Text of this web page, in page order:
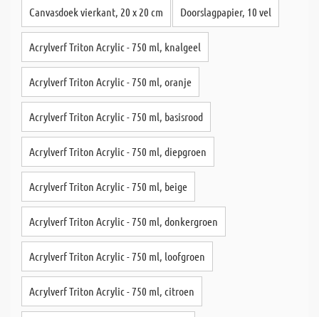
Canvasdoek vierkant, 20 x 20 cm Doorslagpapier, 10 vel
Acrylverf Triton Acrylic - 750 ml, knalgeel
Acrylverf Triton Acrylic - 750 ml, oranje
Acrylverf Triton Acrylic - 750 ml, basisrood
Acrylverf Triton Acrylic - 750 ml, diepgroen
Acrylverf Triton Acrylic - 750 ml, beige
Acrylverf Triton Acrylic - 750 ml, donkergroen
Acrylverf Triton Acrylic - 750 ml, loofgroen
Acrylverf Triton Acrylic - 750 ml, citroen